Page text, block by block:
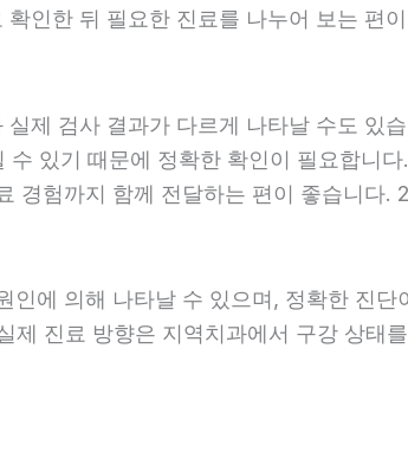
확인한 뒤 필요한 진료를 나누어 보는
실제 검사 결과가 다르게 나타날 수도
수 있기 때문에 정확한 확인이 필요합
경험까지 함께 전달하는 편이 좋습니다
인에 의해 나타날 수 있으며, 정확한 진
진료 방향은 지역치과에서 구강 상태